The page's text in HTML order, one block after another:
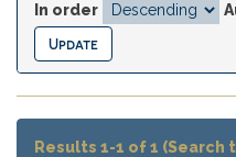
In order
Results 1-1 of 1 (Search